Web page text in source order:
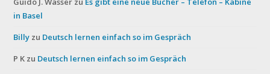
in Basel
Billy zu Deutsch lernen einfach so im Gespräch
P K zu Deutsch lernen einfach so im Gespräch